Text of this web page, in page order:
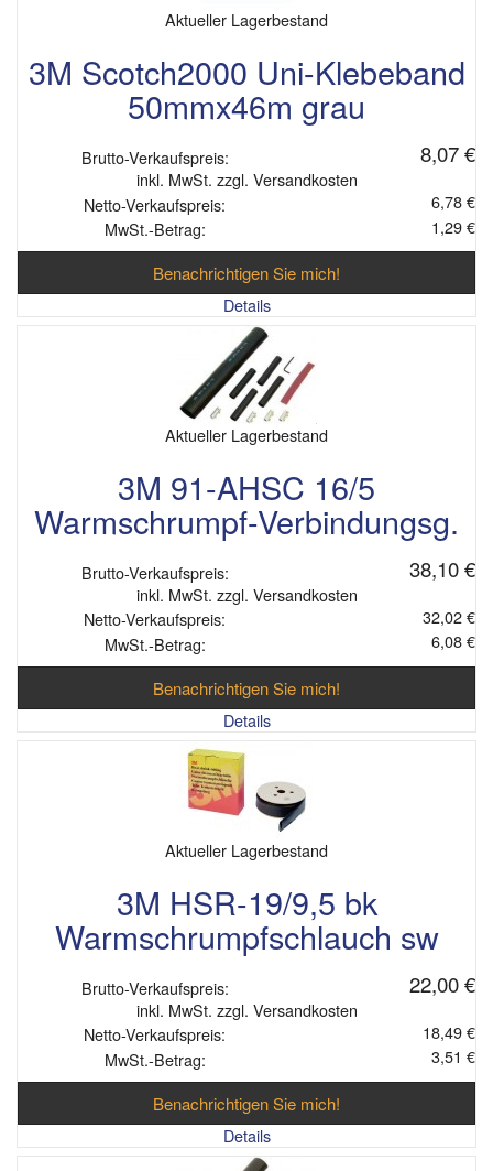
Aktueller Lagerbestand
3M Scotch2000 Uni-Klebeband
50mmx46m grau
Brutto-Verkaufspreis: 8,07 €
inkl. MwSt. zzgl. Versandkosten
Netto-Verkaufspreis:
6,78 €
MwSt.-Betrag:
1,29 €
Benachrichtigen Sie mich!
Details
Aktueller Lagerbestand
3M 91-AHSC 16/5
Warmschrumpf-Verbindungsg.
Brutto-Verkaufspreis: 38,10 €
inkl. MwSt. zzgl. Versandkosten
Netto-Verkaufspreis:
32,02 €
MwSt.-Betrag:
6,08 €
Benachrichtigen Sie mich!
Details
Aktueller Lagerbestand
3M HSR-19/9,5 bk
Warmschrumpfschlauch sw
Brutto-Verkaufspreis: 22,00 €
inkl. MwSt. zzgl. Versandkosten
Netto-Verkaufspreis:
18,49 €
MwSt.-Betrag:
3,51 €
Benachrichtigen Sie mich!
Details